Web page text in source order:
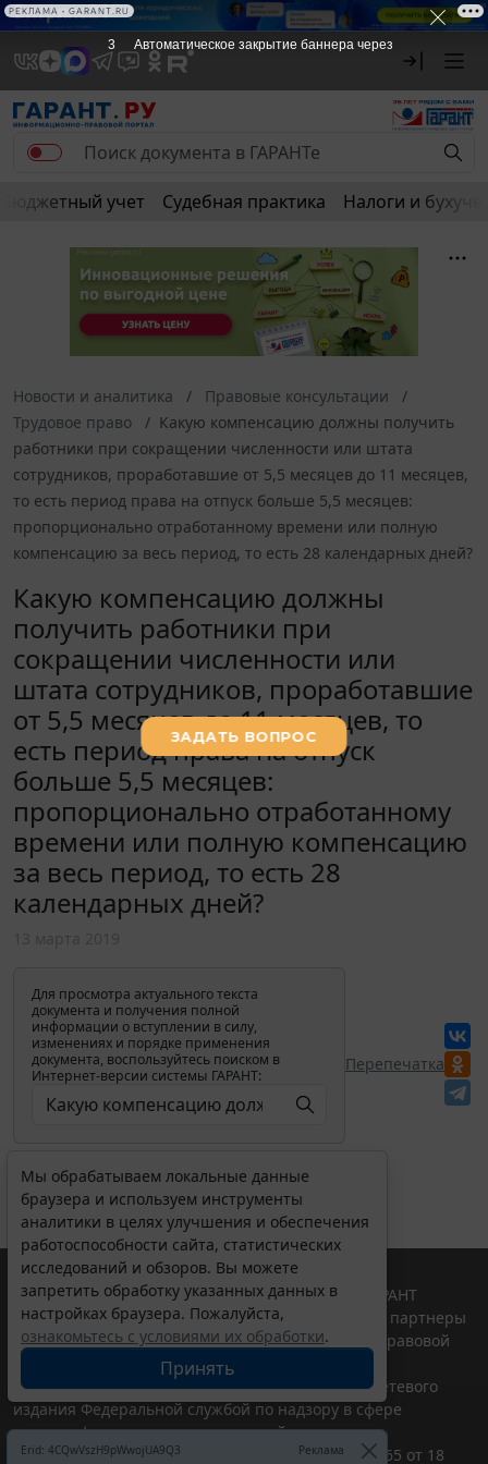
Бюджетный учет Судебная практика Налоги и
Новости и аналитика
Правовые консультации
Трудовое право
Какую компенсацию должны получить
работники при сокращении численности или штата
сотрудников, проработавшие от 5,5 месяцев до 11 месяцев,
то есть период права на отпуск больше 5,5 месяцев:
пропорционально отработанному времени или полную
компенсацию за весь период, то есть 28 календарных дней?
Какую компенсацию должны
получить работники при
сокращении численности или
штата сотрудников, проработавшие
от 5,5 месяцев до 11 месяцев, то
есть период права на отпуск
больше 5,5 месяцев:
пропорционально отработанному
времени или полную компенсацию
за весь период, то есть 28
календарных дней?
Для просмотра актуального текста
документа и получения полной
информации о вступлении в силу,
изменениях и порядке применения
документа, воспользуйтесь поиском в
Интернет-версии системы ГАРАНТ:
Перепечатка
Мы обрабатываем локальные данные
браузера и используем инструменты
аналитики в целях улучшения и обеспечения
работоспособности сайта, статистических
исследований и обзоров. Вы можете
запретить обработку указанных данных в
настройках браузера. Пожалуйста,
ознакомьтесь с условиями их обработки.
Принять
Erid: 4CQwVszH9pWwojUA9Q3 Реклама
© ООО "НПП "ГАРАНТ-СЕРВИС", 2026. Система ГАРАНТ
выпускается с 1990 года. Компания "Гарант" и ее партнеры
являются участниками Российской ассоциации правовой
информации ГАРАНТ.
Портал ГАРАНТ.РУ зарегистрирован в качестве сетевого
издания Федеральной службой по надзору в сфере
связи,информационных технологий и массовых
коммуникаций (Роскомнадзором), Эл № ФС77-58365 от 18
3 Автоматическое закрытие баннера через
РЕКЛАМА • GARANT.RU